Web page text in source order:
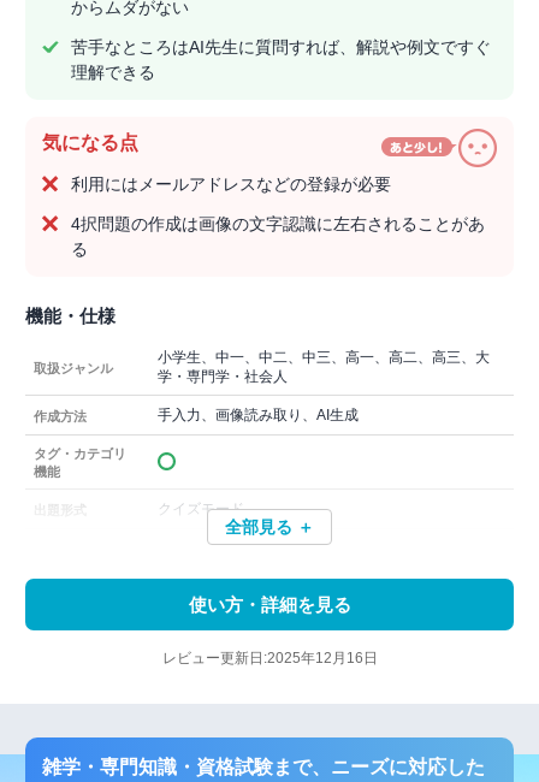
からムダがない
苦手なところはAI先生に質問すれば、解説や例文ですぐ
理解できる
気になる点
利用にはメールアドレスなどの登録が必要
4択問題の作成は画像の文字認識に左右されることがあ
る
機能・仕様
取扱ジャンル
小学生、中一、中二、中三、高一、高二、高三、大
学・専門学・社会人
作成方法 手入力、画像読み取り、AI生成
タグ・カテゴリ
機能
出題形式 クイズモード
全部見る ＋
使い方・詳細を見る
レビュー更新日:2025年12月16日
雑学・専門知識・資格試験まで、ニーズに対応した